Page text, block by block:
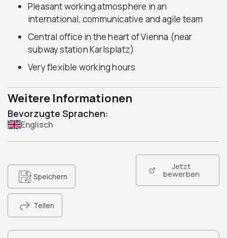
Pleasant working atmosphere in an
international, communicative and agile team
Central office in the heart of Vienna (near
subway station Karlsplatz)
Very flexible working hours
Weitere Informationen
Bevorzugte Sprachen:
Englisch
Speichern
Teilen
Jetzt
bewerben